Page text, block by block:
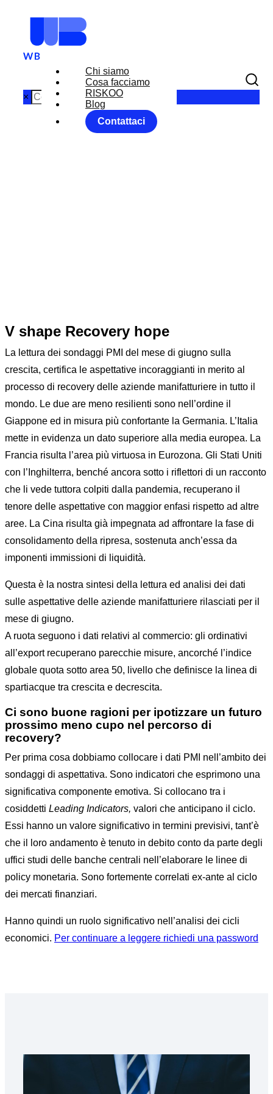
Chi siamo
Cosa facciamo
RISKOO
Blog
Contattaci
×
V shape
V shape Recovery hope
La lettura dei sondaggi PMI del mese di giugno sulla
crescita, certifica le aspettative incoraggianti in merito al
processo di recovery delle aziende manifatturiere in tutto il
mondo. Le due are meno resilienti sono nell’ordine il
Giappone ed in misura più confortante la Germania. L’Italia
mette in evidenza un dato superiore alla media europea. La
Francia risulta l’area più virtuosa in Eurozona. Gli Stati Uniti
con l’Inghilterra, benché ancora sotto i riflettori di un racconto
che li vede tuttora colpiti dalla pandemia, recuperano il
tenore delle aspettative con maggior enfasi rispetto ad altre
aree. La Cina risulta già impegnata ad affrontare la fase di
consolidamento della ripresa, sostenuta anch’essa da
imponenti immissioni di liquidità.
Questa è la nostra sintesi della lettura ed analisi dei dati
sulle aspettative delle aziende manifatturiere rilasciati per il
mese di giugno.
A ruota seguono i dati relativi al commercio: gli ordinativi
all’export recuperano parecchie misure, ancorché l’indice
globale quota sotto area 50, livello che definisce la linea di
spartiacque tra crescita e decrescita.
Ci sono buone ragioni per ipotizzare un futuro
prossimo meno cupo nel percorso di
recovery?
Per prima cosa dobbiamo collocare i dati PMI nell’ambito dei
sondaggi di aspettativa. Sono indicatori che esprimono una
significativa componente emotiva. Si collocano tra i
cosiddetti Leading Indicators, valori che anticipano il ciclo.
Essi hanno un valore significativo in termini previsivi, tant’è
che il loro andamento è tenuto in debito conto da parte degli
uffici studi delle banche centrali nell’elaborare le linee di
policy monetaria. Sono fortemente correlati ex-ante al ciclo
dei mercati finanziari.
Hanno quindi un ruolo significativo nell’analisi dei cicli
economici. Per continuare a leggere richiedi una password